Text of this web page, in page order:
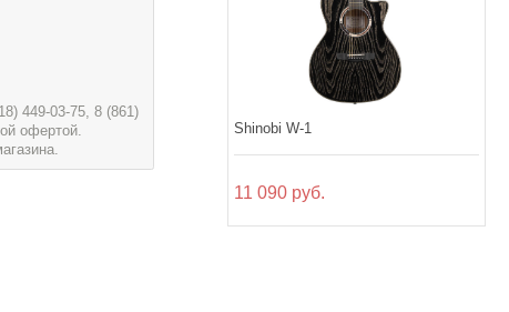
Shinobi W-1
11 090 руб.
449-03-75, 8 (861)
офертой.